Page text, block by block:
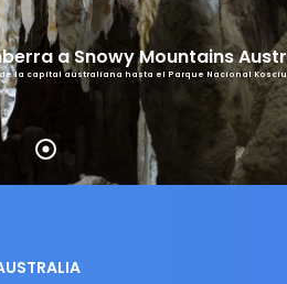
a Snowy Mountains
la capital australiana hasta el Parque Nacional